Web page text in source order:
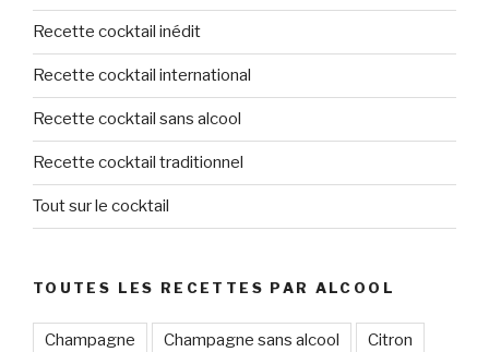
Recette cocktail inédit
Recette cocktail international
Recette cocktail sans alcool
Recette cocktail traditionnel
Tout sur le cocktail
TOUTES LES RECETTES PAR ALCOOL
Champagne Champagne sans alcool Citron